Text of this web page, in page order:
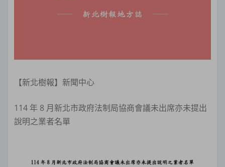
【新北樹報】新聞中心
114 年 8 月新北市政府法制局協商會議未出席亦未提出
說明之業者名單